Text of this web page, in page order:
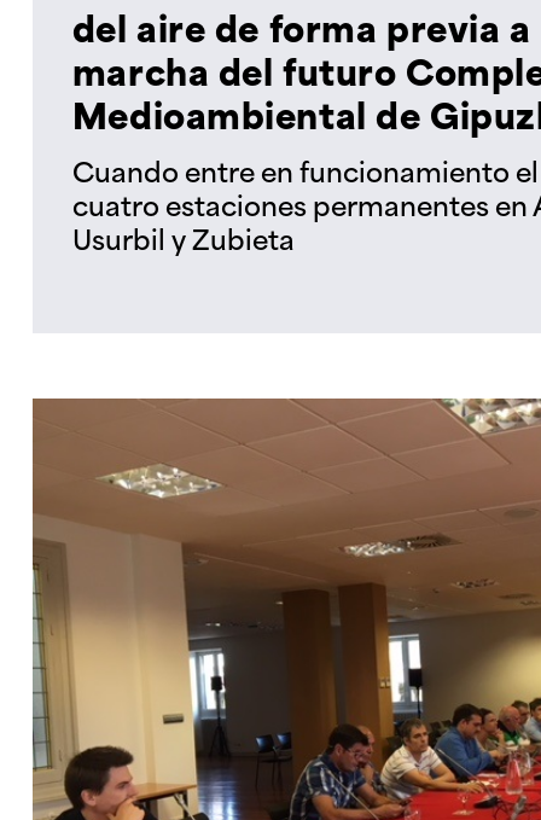
del aire de forma previa a
marcha del futuro
Medioambiental de
Cuando entre en funcionamiento
cuatro estaciones permanentes en
Usurbil y Zubieta